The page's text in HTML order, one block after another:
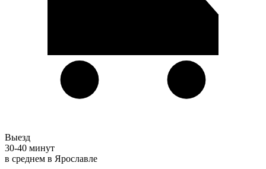
Выезд
30-40 минут
в среднем в Ярославле